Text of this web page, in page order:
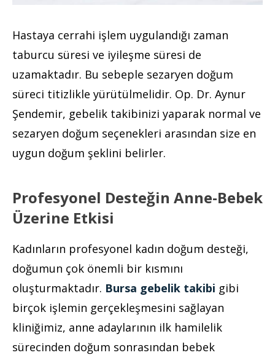
Hastaya cerrahi işlem uygulandığı zaman
taburcu süresi ve iyileşme süresi de
uzamaktadır. Bu sebeple sezaryen doğum
süreci titizlikle yürütülmelidir. Op. Dr. Aynur
Şendemir, gebelik takibinizi yaparak normal ve
sezaryen doğum seçenekleri arasından size en
uygun doğum şeklini belirler.
Profesyonel Desteğin Anne-Bebek
Üzerine Etkisi
Kadınların profesyonel kadın doğum desteği,
doğumun çok önemli bir kısmını
oluşturmaktadır. Bursa gebelik takibi gibi
birçok işlemin gerçekleşmesini sağlayan
kliniğimiz, anne adaylarının ilk hamilelik
sürecinden doğum sonrasından bebek